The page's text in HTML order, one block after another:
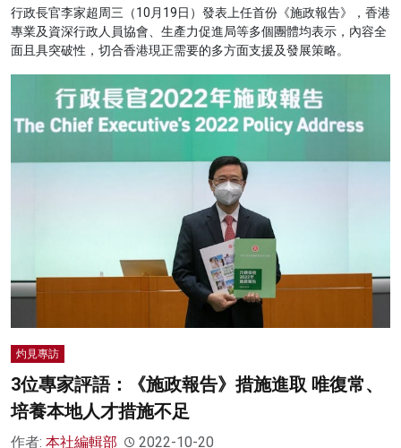
行政長官李家超周三（10月19日）發表上任首份《施政報告》，香港
專業及資深行政人員協會、生產力促進局等多個團體均表示，內容全
面且具突破性，切合香港現正需要的多方面支援及發展策略。
灼見專訪
3位專家評語：《施政報告》措施進取 唯復常、
培養本地人才措施不足
作者: 本社編輯部 2022-10-20